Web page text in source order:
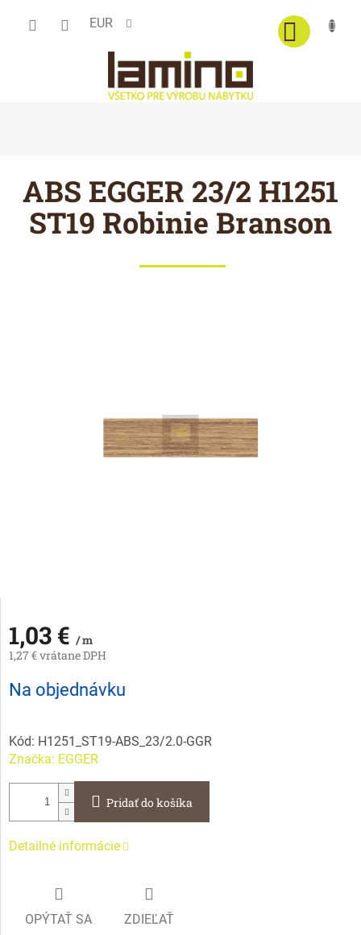
EUR
ABS EGGER 23/2 H1251
ST19 Robinie Branson
1,03 € / m
1,27 € vrátane DPH
Jednotková
cena:
Na objednávku
Kód: H1251_ST19-ABS_23/2.0-GGR
Značka: EGGER
Pridať do košíka
Detailné informácie
OPÝTAŤ SA ZDIEĽAŤ